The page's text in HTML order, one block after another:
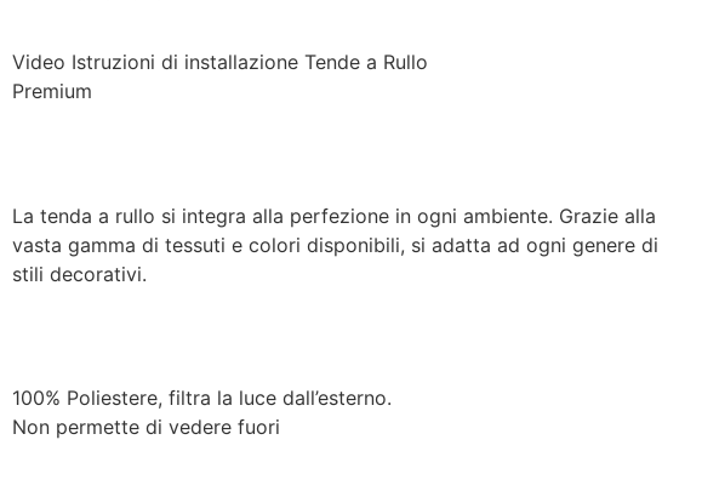
Video Istruzioni di installazione Tende a Rullo
Premium
La tenda a rullo si integra alla perfezione in ogni ambiente. Grazie alla
vasta gamma di tessuti e colori disponibili, si adatta ad ogni genere di
stili decorativi.
100% Poliestere, filtra la luce dall’esterno.
Non permette di vedere fuori